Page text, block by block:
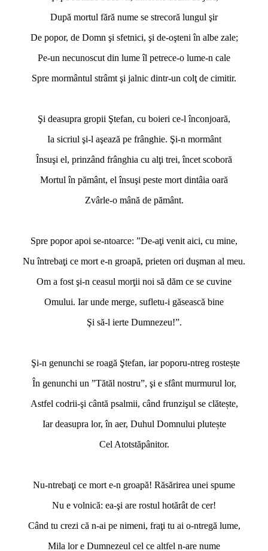
După mortul fără nume se strecoră lungul şir
De popor, de Domn şi sfetnici, şi de-oşteni în albe zale;
Pe-un necunoscut din lume îl petrece-o lume-n cale
Spre mormântul strâmt şi jalnic dintr-un colţ de cimitir.
Şi deasupra gropii Ştefan, cu boieri ce-l înconjoară,
Ia sicriul şi-l aşează pe frânghie. Şi-n mormânt
Însuşi el, prinzând frânghia cu alţi trei, încet scoboră
Mortul în pământ, el însuşi peste mort dintâia oară
Zvârle-o mână de pământ.
Spre popor apoi se-ntoarce: ”De-aţi venit aici, cu mine,
Nu întrebaţi ce mort e-n groapă, prieten ori duşman al meu.
Om a fost şi-n ceasul morţii noi să dăm ce se cuvine
Omului. Iar unde merge, sufletu-i găsească bine
Şi să-l ierte Dumnezeu!”.
Şi-n genunchi se roagă Ştefan, iar poporu-ntreg rostește
În genunchi un ”Tătăl nostru”, şi e sfânt murmurul lor,
Astfel codrii-şi cântă psalmii, când frunzişul se clătește,
Iar deasupra lor, în aer, Duhul Domnului plutește
Cel Atotstăpânitor.
Nu-ntrebaţi ce mort e-n groapă! Răsărirea unei spume
Nu e volnică: ea-şi are rostul hotărât de cer!
Când tu crezi că n-ai pe nimeni, fraţi tu ai o-ntregă lume,
Mila lor e Dumnezeul cel ce altfel n-are nume